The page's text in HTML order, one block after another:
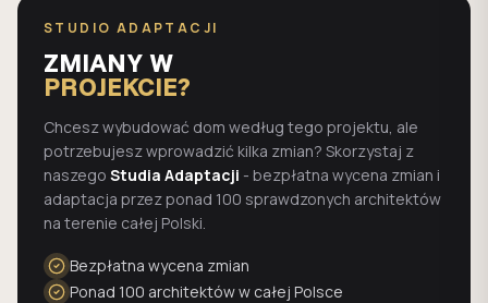
STUDIO ADAPTACJI
ZMIANY W
PROJEKCIE?
Chcesz wybudować dom według tego projektu, ale
potrzebujesz wprowadzić kilka zmian? Skorzystaj z
naszego Studia Adaptacji - bezpłatna wycena zmian i
adaptacja przez ponad 100 sprawdzonych architektów
na terenie całej Polski.
Bezpłatna wycena zmian
Ponad 100 architektów w całej Polsce